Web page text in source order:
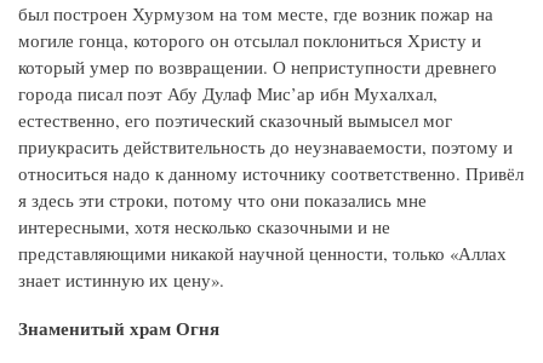
был построен Хурмузом на том месте, где возник пожар на
могиле гонца, которого он отсылал поклониться Христу и
который умер по возвращении. О неприступности древнего
города писал поэт Абу Дулаф Мис’ар ибн Мухалхал,
естественно, его поэтический сказочный вымысел мог
приукрасить действительность до неузнаваемости, поэтому и
относиться надо к данному источнику соответственно. Привёл
я здесь эти строки, потому что они показались мне
интересными, хотя несколько сказочными и не
представляющими никакой научной ценности, только «Аллах
знает истинную их цену».
Знаменитый храм Огня